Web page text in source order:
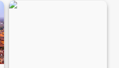
Ταξίδι στο Λονδίνο → 5